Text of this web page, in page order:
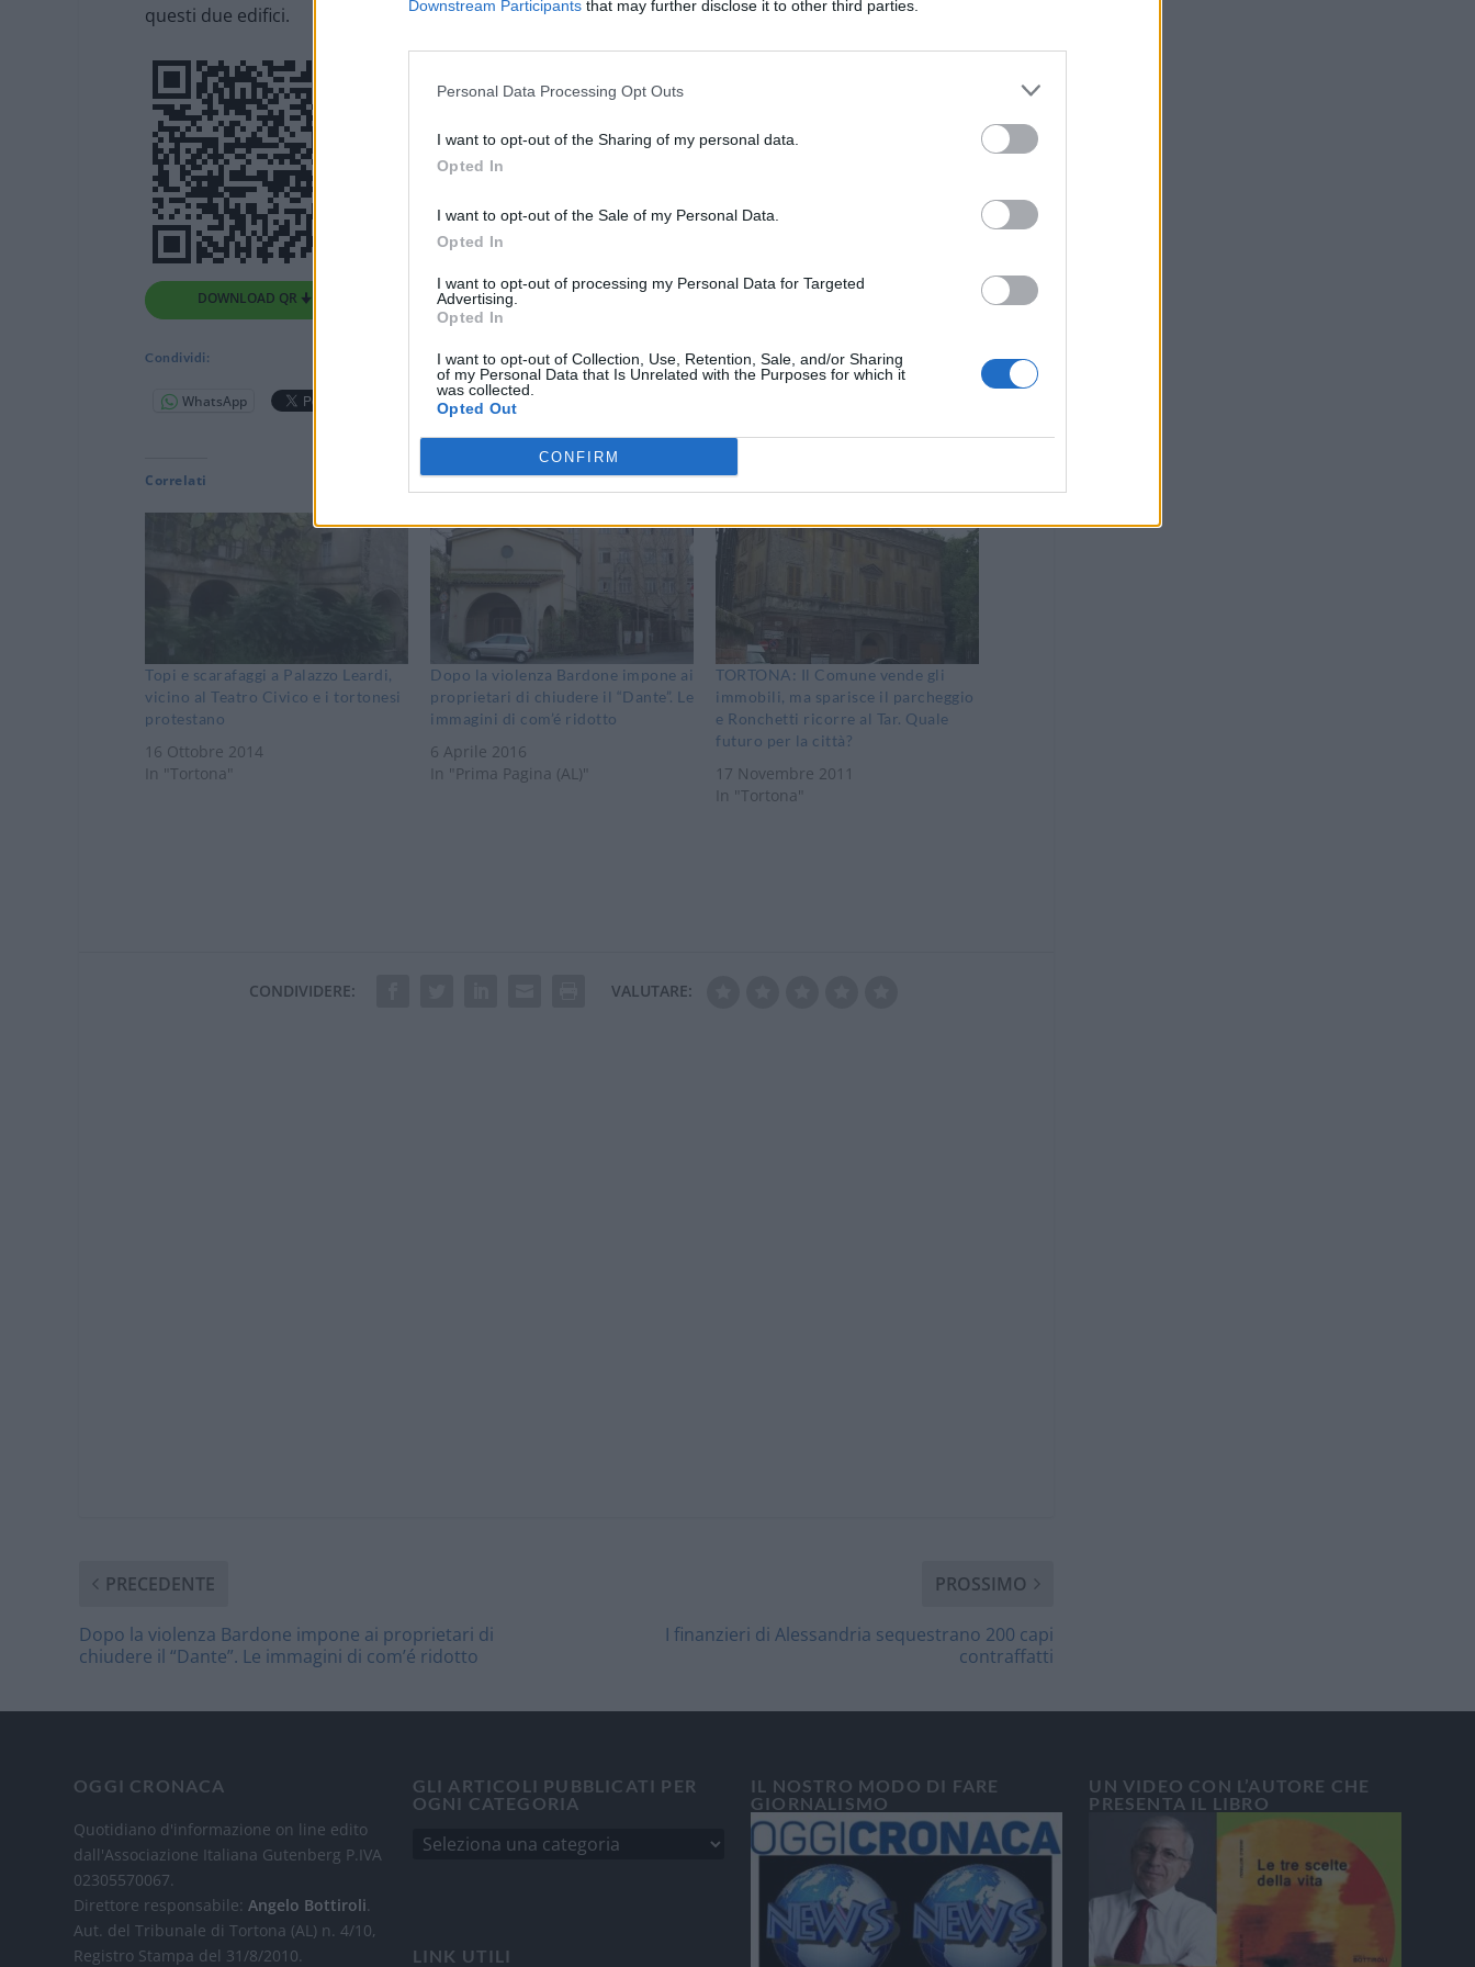
Downstream Participants that may further disclose it to other third parties.
Personal Data Processing Opt Outs
I want to opt-out of the Sharing of my personal data.
Opted In
I want to opt-out of the Sale of my Personal Data.
Opted In
I want to opt-out of processing my Personal Data for Targeted
Advertising.
Opted In
I want to opt-out of Collection, Use, Retention, Sale, and/or Sharing
of my Personal Data that Is Unrelated with the Purposes for which it
was collected.
Opted Out
CONFIRM
questi due edifici.
DOWNLOAD QR 🠋
Condividi:
WhatsApp Telegram Stampa
Correlati
Topi e scarafaggi a Palazzo Leardi,
vicino al Teatro Civico e i tortonesi
protestano
16 Ottobre 2014
In "Tortona"
Dopo la violenza Bardone impone ai
proprietari di chiudere il “Dante”. Le
immagini di com’é ridotto
6 Aprile 2016
In "Prima Pagina (AL)"
TORTONA: Il Comune vende gli
immobili, ma sparisce il parcheggio
e Ronchetti ricorre al Tar. Quale
futuro per la città?
17 Novembre 2011
In "Tortona"
CONDIVIDERE: VALUTARE:
PRECEDENTE
Dopo la violenza Bardone impone ai proprietari di
chiudere il “Dante”. Le immagini di com’é ridotto
PROSSIMO
I finanzieri di Alessandria sequestrano 200 capi
contraffatti
OGGI CRONACA
Quotidiano d'informazione on line edito
dall'Associazione Italiana Gutenberg P.IVA
02305570067.
Direttore responsabile:Angelo Bottiroli
Aut. del Tribunale di Tortona (AL) n. 4/10,
Registro Stampa del 31/8/2010.
GLI ARTICOLI PUBBLICATI PER
OGNI CATEGORIA
LINK UTILI
IL NOSTRO MODO DI FARE
GIORNALISMO
UN VIDEO CON L’AUTORE CHE
PRESENTA IL LIBRO